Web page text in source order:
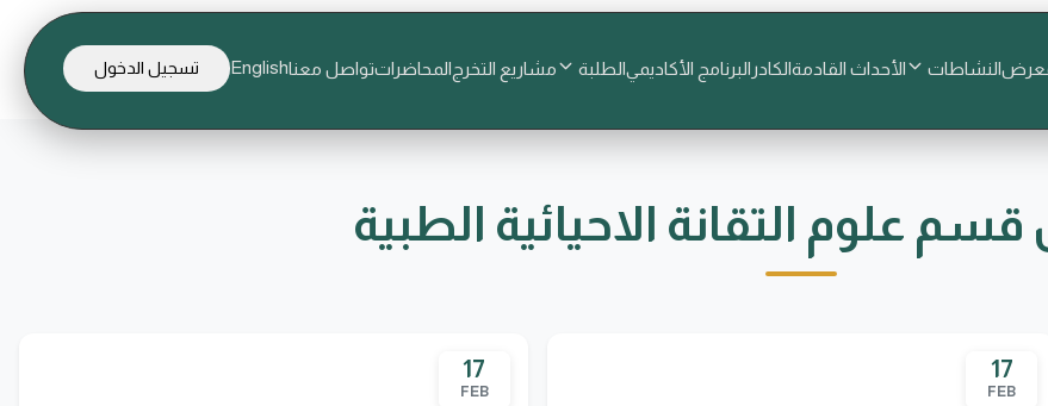
النشاطات الأحداث القادمةالكادر البرنامج الأكاديميالطلبة مشاريع التخرجالمحاضراتتواصل معناEnglish تسجيل الدخول
علوم التقانة الاحيائية الطبية
17
FEB
17
FEB